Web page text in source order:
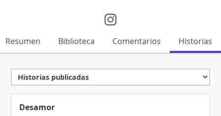
Resumen Biblioteca Comentarios Historias
Desamor